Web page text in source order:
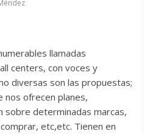
llamadas
centers, con voces y
diversas son las propuestas;
nos ofrecen planes,
sobre determinadas marcas,
etc,etc. Tienen en